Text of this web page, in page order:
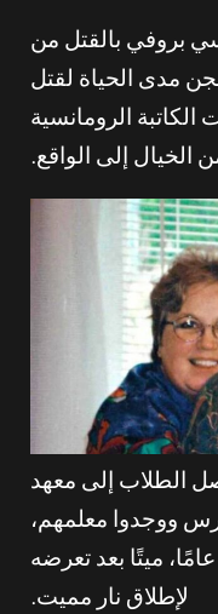
نانسي بروفي بالقتل من
مدى الحياة لقتل
الرومانسية
الخيال إلى الواقع.
2 يونيو 2018، وصل الطلاب إلى معهد
ووجدوا معلمهم،
دانيال بروفي البالغ من العمر 63 عامًا، ميتًا بعد تعرضه
لإطلاق نار مميت.